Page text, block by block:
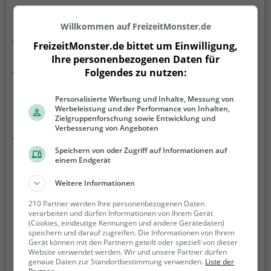
Weihnachtsmärkte in und um Ludwigshafen am
Weihnachtsmärkte in und um Frankenthal (Pfalz)
Hier findest du noch viele weitere Tipps für die
Adventszeit:
Suchmaschinefindest du garantiert tolle
Aktivitäten und Geheimtipps in deiner Nähe.
Weihnachtsmärkte in Mannheim -
Willkommen auf FreizeitMonster.de
FreizeitMonster.de bittet um Einwilligung,
Ihre personenbezogenen Daten für
Folgendes zu nutzen:
Personalisierte Werbung und Inhalte, Messung von
Werbeleistung und der Performance von Inhalten,
Zielgruppenforschung sowie Entwicklung und
Verbesserung von Angeboten
Speichern von oder Zugriff auf Informationen auf
einem Endgerät
Weitere Informationen
210 Partner werden Ihre personenbezogenen Daten
verarbeiten und dürfen Informationen von Ihrem Gerät
(Cookies, eindeutige Kennungen und andere Gerätedaten)
speichern und darauf zugreifen. Die Informationen von Ihrem
Gerät können mit den Partnern geteilt oder speziell von dieser
Website verwendet werden. Wir und unsere Partner dürfen
genaue Daten zur Standortbestimmung verwenden. Liste der